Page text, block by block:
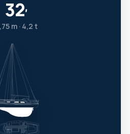
32′
m · 4,2 t